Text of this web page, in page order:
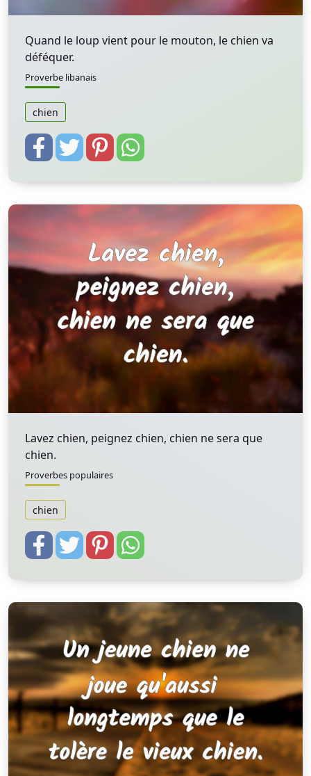
Quand le loup vient pour le mouton, le chien va
déféquer.
Proverbe libanais
chien
Lavez chien, peignez chien, chien ne sera que
chien.
Proverbes populaires
chien